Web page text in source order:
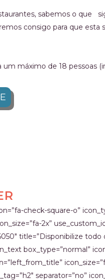
sabemos o que
consigo para que esta
máximo de 18 pessoas
check-square-o”
2x”
title=”Disponibilize
box_type=”normal”
separator=”no”